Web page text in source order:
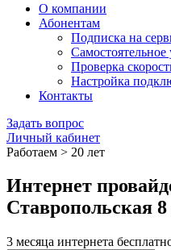
О компании
Абонентам
Подписка на
Проверка
Настройка
Контакты
Задать вопрос
Личный кабинет
Работаем > 20 лет
Интернет
Ставропольская
3 месяца интернета